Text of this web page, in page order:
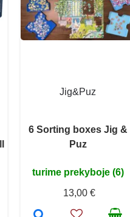
Jig&Puz
6 Sorting boxes Jig &
Puz
turime prekyboje (6)
13,00 €